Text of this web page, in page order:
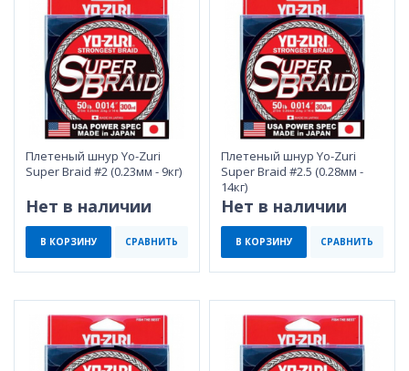
Плетеный шнур Yo-Zuri
Super Braid #2 (0.23мм - 9кг)
Нет в наличии
В КОРЗИНУ СРАВНИТЬ
Плетеный шнур Yo-Zuri
Super Braid #2.5 (0.28мм -
14кг)
Нет в наличии
В КОРЗИНУ СРАВНИТЬ